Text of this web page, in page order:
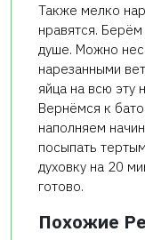
Также мелко
нравятся.
душе. Можно
нарезанными
яйца на всю эту
Вернёмся к
наполняем
посыпать
духовку на 20
готово.
Похожие